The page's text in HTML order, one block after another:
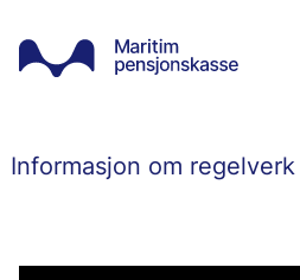
innhold
Informasjon om